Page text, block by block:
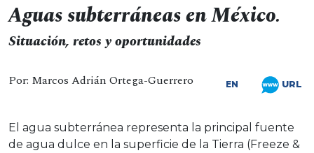
Aguas subterráneas en México.
Situación, retos y oportunidades
Por: Marcos Adrián Ortega-Guerrero EN URL
El agua subterránea representa la principal fuente
de agua dulce en la superficie de la Tierra (Freeze &